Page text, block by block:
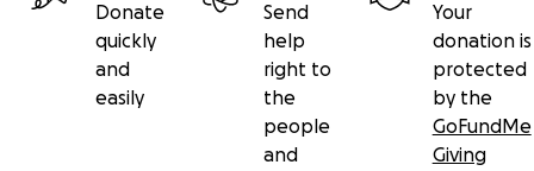
Donate
quickly
and
easily
Send
help
right to
the
people
and
Your
donation is
protected
by the
GoFundMe
Giving